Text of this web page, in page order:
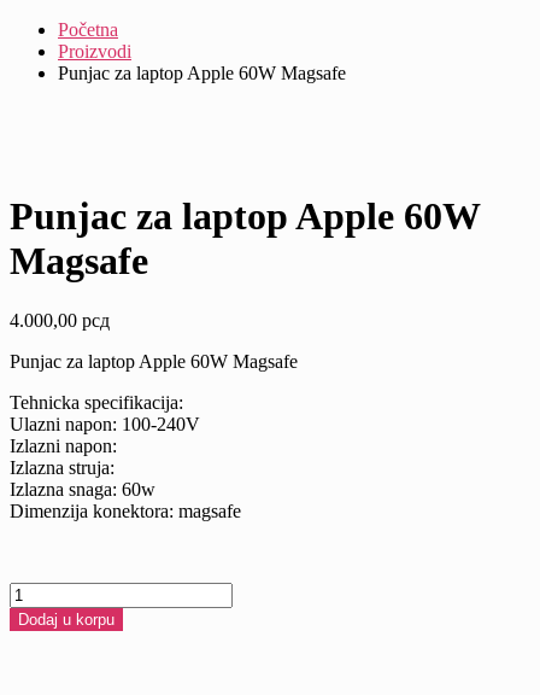
Početna
Proizvodi
Punjac za laptop Apple 60W Magsafe
Punjac za laptop Apple 60W
Magsafe
4.000,00 рсд
Punjac za laptop Apple 60W Magsafe
Tehnicka specifikacija:
Ulazni napon: 100-240V
Izlazni napon:
Izlazna struja:
Izlazna snaga: 60w
Dimenzija konektora: magsafe
Punjac
za
laptop
Dodaj u korpu